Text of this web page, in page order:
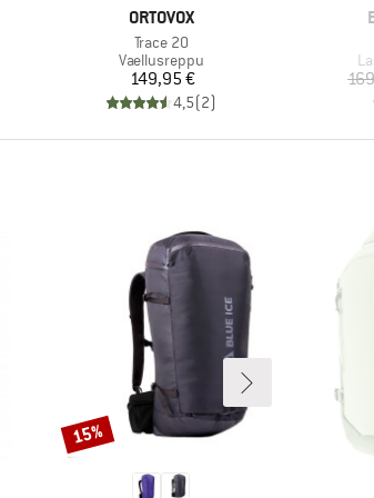
MERKKI
ORTOVOX
Tuote
Trace 20
Tuoteryhmä
Vaellusreppu
Hinta
149,95 €
4,5(2)
Alennus
15%